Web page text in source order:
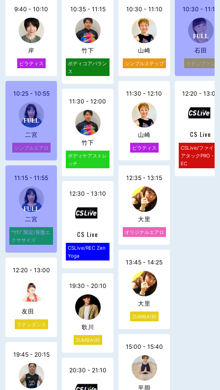
9:40 - 10:10
岸
ピラティス
10:25 - 10:55
二宮
シンプルエアロ
11:15 - 11:55
二宮
*ｸﾗﾌﾞ限定/骨盤エ
クササイズ
12:20 - 13:00
友田
ラテンダンス
19:45 - 20:15
10:35 - 11:15
竹下
ボディコアバラン
ス
11:30 - 12:00
竹下
ボディケアストレ
ッチ
12:30 - 13:10
CS Live
CSLive/REC Zen
Yoga
19:30 - 20:10
歌川
ZUMBA(R)
20:30 - 21:10
10:30 - 11:10
山崎
シンプルステップ
11:30 - 12:10
山崎
ピラティス
12:35 - 13:15
大里
オリジナルエアロ
13:45 - 14:25
大里
ZUMBA(R)
15:00 - 15:40
平岡
10:30 - 11:10
石田
ラテンファン
12:20 - 13:00
CS Live
CSLive/ファイト
アタックPRO・R
EC